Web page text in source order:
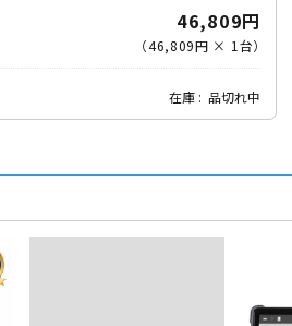
46,809円
（46,809円 × 1台）
在庫 品切れ中